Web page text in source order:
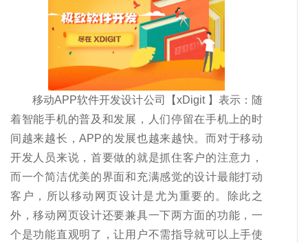
移动APP软件开发设计公司【xDigit 】表示：随
着智能手机的普及和发展，人们停留在手机上的时
间越来越长，APP的发展也越来越快。而对于移动
开发人员来说，首要做的就是抓住客户的注意力，
而一个简洁优美的界面和充满感觉的设计最能打动
客户，所以移动网页设计是尤为重要的。除此之
外，移动网页设计还要兼具一下两方面的功能，一
个是功能直观明了，让用户不需指导就可以上手使